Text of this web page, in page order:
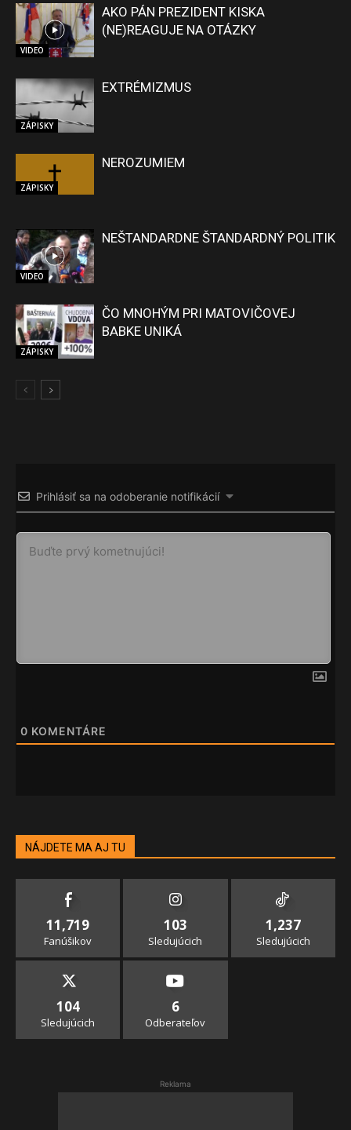
VIDEO
AKO PÁN PREZIDENT KISKA
(NE)REAGUJE NA OTÁZKY
ZÁPISKY
EXTRÉMIZMUS
ZÁPISKY
NEROZUMIEM
VIDEO
NEŠTANDARDNE ŠTANDARDNÝ POLITIK
ZÁPISKY
ČO MNOHÝM PRI MATOVIČOVEJ
BABKE UNIKÁ
Prihlásiť sa na odoberanie notifikácií
0 KOMENTÁRE
NÁJDETE MA AJ TU
11,719
Fanúšikov
103
Sledujúcich
1,237
Sledujúcich
104
Sledujúcich
6
Odberateľov
Reklama